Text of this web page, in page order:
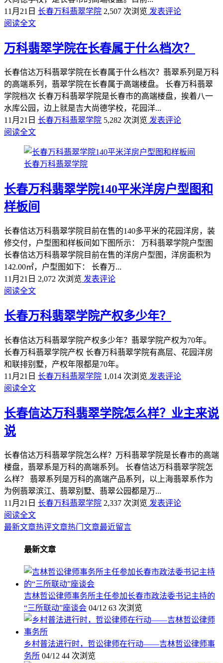
11月21日 长春万科翡翠学院 2,507 次浏览 发表评论
阅读全文
万科翡翠学院在长春属于什么档次？
长春信达万科翡翠学院在长春属于什么档次？翡翠系列是万科
的高端系列，翡翠学院在长春属于高端楼盘。 长春万科翡翠
学院档次 长春万科翡翠学院是长春市的高端楼盘，挨着八一
水库公园，边上就是吉大尚德学校，花园洋...
11月21日 长春万科翡翠学院 5,282 次浏览 发表评论
阅读全文
长春万科翡翠学院
长春万科翡翠学院140平米洋房户型图和
样板间
长春信达万科翡翠学院目前在售的140多平米的花园洋房，装
修交付，户型图和样板间如下图所示： 万科翡翠学院户型图
长春信达万科翡翠学院目前在售的洋房户型图，洋房面积为
142.00㎡，户型图如下： 长春万...
11月21日 2,072 次浏览 发表评论
阅读全文
长春万科翡翠学院产权多少年？
长春信达万科翡翠学院产权多少年？翡翠学院产权为70年。
长春万科翡翠学院产权 长春万科翡翠学院有高层、花园洋房
和联排别墅，产权年限都是70年。
11月21日 长春万科翡翠学院 1,014 次浏览 发表评论
阅读全文
长春信达万科翡翠学院怎么样？业主来说
说
长春信达万科翡翠学院怎么样？万科翡翠学院是长春市的高端
楼盘，翡翠系是万科的高端系列。 长春信达万科翡翠学院怎
么样？ 翡翠系列是万科的高端产品系列，以上海翡翠系作为
为例翡翠滨江、翡翠别墅、翡翠公园都是万...
11月21日 长春万科翡翠学院 2,337 次浏览 发表评论
阅读全文
最新文章热评文章热门文章最近留言
最新文章
吉林哲讼律师事务所主任参加长春市政法委书记主持的
“三所联动”座谈会 04/12 63 次浏览
乡村普法进行时，哲讼律师在行动——吉林哲讼律师事
务所 04/12 44 次浏览